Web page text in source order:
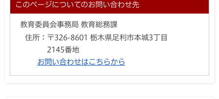
このページについてのお問い合わせ先
教育委員会事務局 教育総務課
住所： 〒326-8601 栃木県足利市本城3丁目
2145番地
お問い合わせはこちらから